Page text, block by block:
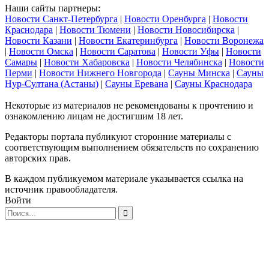
Наши сайты партнеры:
Новости Санкт-Петербурга | Новости Оренбурга | Новости
Краснодара | Новости Тюмени | Новости Новосибирска |
Новости Казани | Новости Екатеринбурга | Новости Воронежа
| Новости Омска | Новости Саратова | Новости Уфы | Новости
Самары | Новости Хабаровска | Новости Челябинска | Новости
Перми | Новости Нижнего Новгорода | Сауны Минска | Сауны
Нур-Султана (Астаны) | Сауны Еревана | Сауны Краснодара
Некоторые из материалов не рекомендованы к прочтению и
ознакомлению лицам не достигшим 18 лет.
Редакторы портала публикуют сторонние материалы с
соответствующим выполнением обязательств по сохранению
авторских прав.
В каждом публикуемом материале указывается ссылка на
источник правообладателя.
Войти